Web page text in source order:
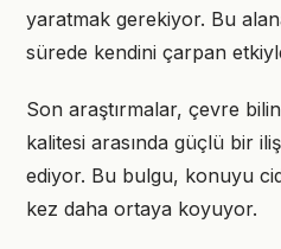
yaratmak gerekiyor. Bu
sürede kendini çarpan
Son araştırmalar, çevre
kalitesi arasında güçlü bir
ediyor. Bu bulgu, konuyu
kez daha ortaya koyuyor.